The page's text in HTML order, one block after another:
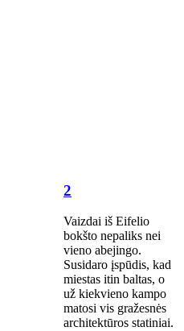
2
Vaizdai iš Eifelio
bokšto nepaliks nei
vieno abejingo.
Susidaro įspūdis, kad
miestas itin baltas, o
už kiekvieno kampo
matosi vis gražesnės
architektūros statiniai.